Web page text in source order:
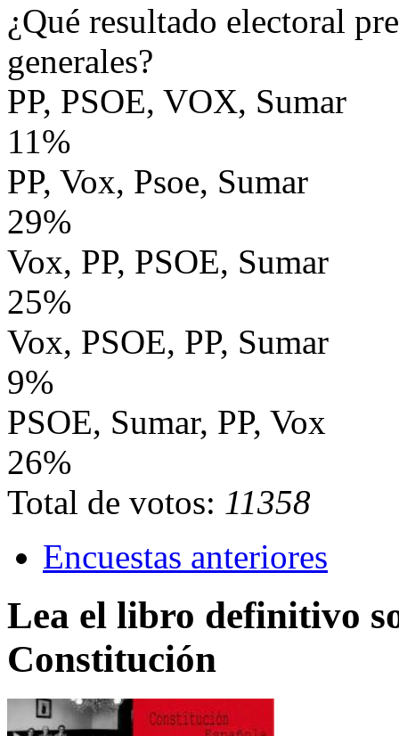
¿Qué resultado electoral
generales?
PP, PSOE, VOX, Sumar
11%
PP, Vox, Psoe, Sumar
29%
Vox, PP, PSOE, Sumar
25%
Vox, PSOE, PP, Sumar
9%
PSOE, Sumar, PP, Vox
26%
Total de votos: 11358
Encuestas anteriores
Lea el libro definitivo
Constitución